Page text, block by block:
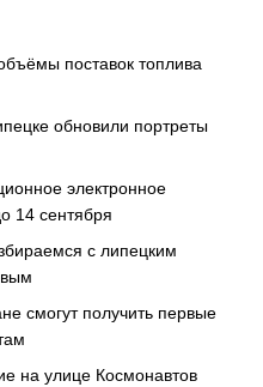
поставок топлива
обновили портреты
электронное
14 сентября
с липецким
смогут получить первые
на улице Космонавтов